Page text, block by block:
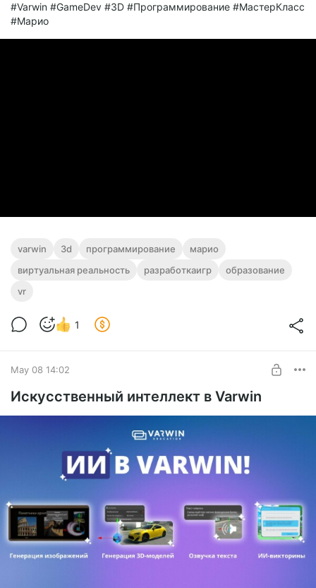
#Varwin #GameDev #3D #Программирование #МастерКласс
#Марио
varwin 3d программирование
марио
виртуальная реальность
разработкаигр
образование
vr
1
May 08 14:02
Искусственный интеллект в Varwin